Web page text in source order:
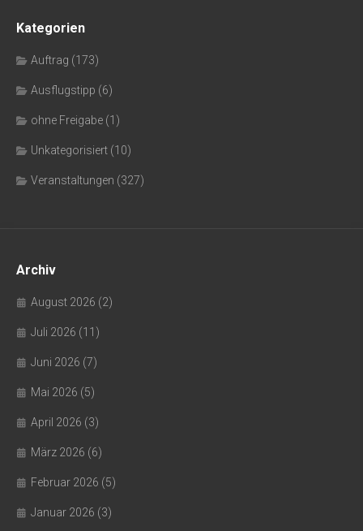
Kategorien
Auftrag (173)
Ausflugstipp (6)
ohne Freigabe (1)
Unkategorisiert (10)
Veranstaltungen (327)
Archiv
August 2026 (2)
Juli 2026 (11)
Juni 2026 (7)
Mai 2026 (5)
April 2026 (3)
März 2026 (6)
Februar 2026 (5)
Januar 2026 (3)